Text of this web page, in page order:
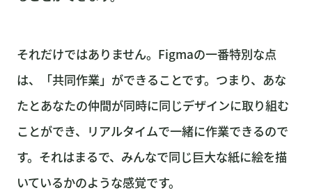
運営とメンター
それだけではありません。Figmaの一番特別な点
は、「共同作業」ができることです。つまり、あな
たとあなたの仲間が同時に同じデザインに取り組む
ことができ、リアルタイムで一緒に作業できるので
す。それはまるで、みんなで同じ巨大な紙に絵を描
いているかのような感覚です。